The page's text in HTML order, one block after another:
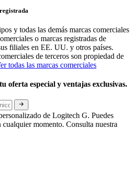
y todas las demás marcas comerciales
o marcas registradas de
filiales en EE. UU. y otros países.
de terceros son propiedad de
todas las marcas comerciales
oferta especial y ventajas exclusivas.
de Logitech G. Puedes
momento. Consulta nuestra